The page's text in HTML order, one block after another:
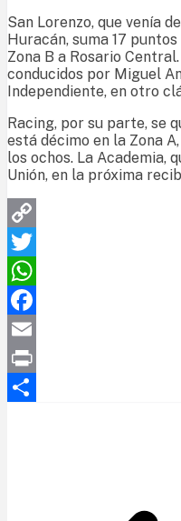
San Lorenzo, que venía
Huracán, suma 17
Zona B a Rosario
conducidos por Miguel
Independiente, en otro
Racing, por su parte, se
está décimo en la Zona
los ochos. La Academia,
Unión, en la próxima
Copy
Link
Twitter
WhatsApp
Facebook
Email
Print